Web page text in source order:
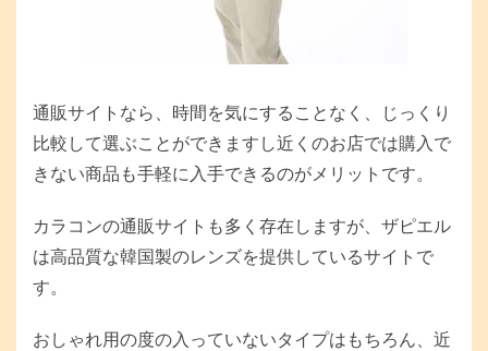
通販サイトなら、時間を気にすることなく、じっくり
比較して選ぶことができますし近くのお店では購入で
きない商品も手軽に入手できるのがメリットです。
カラコンの通販サイトも多く存在しますが、ザピエル
は高品質な韓国製のレンズを提供しているサイトで
す。
おしゃれ用の度の入っていないタイプはもちろん、近